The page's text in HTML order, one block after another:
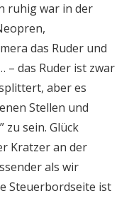
ruhig war in der
das Ruder und
– das Ruder ist zwar
aber es
Stellen und
zu sein. Glück
Kratzer an der
als wir
Steuerbordseite ist